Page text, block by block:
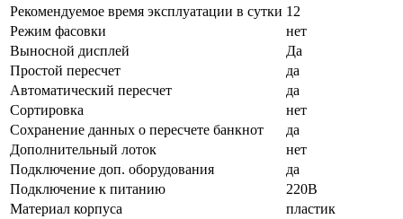
Рекомендуемое время эксплуатации в сутки 12
Режим фасовки
нет
Выносной дисплей
Да
Простой пересчет
да
Автоматический пересчет
да
Сортировка
нет
Сохранение данных о пересчете банкнот
да
Дополнительный лоток
нет
Подключение доп. оборудования
да
Подключение к питанию
220В
Материал корпуса
пластик